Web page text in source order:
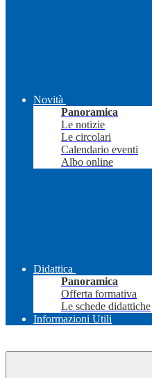
Novità
Panoramica
Le notizie
Le circolari
Calendario eventi
Albo online
Didattica
Panoramica
Offerta formativa
Le schede didattiche
Informazioni Utili